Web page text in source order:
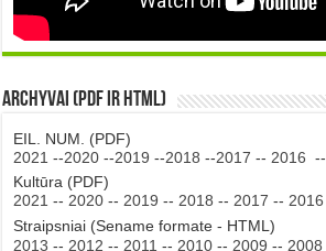
Archyvai (PDF ir HTML)
EIL. NUM. (PDF)
2021 --2020 --2019 --2018 --2017 -- 2016 --
Kultūra (PDF)
2021 -- 2020 -- 2019 -- 2018 -- 2017 -- 2016
Straipsniai (Sename formate - HTML)
2013 -- 2012 -- 2011 -- 2010 -- 2009 -- 2008